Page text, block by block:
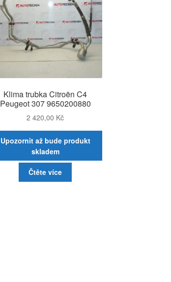
Klima trubka Citroën C4
Peugeot 307 9650200880
2 420,00 Kč
Upozornit až bude produkt
skladem
Čtěte více